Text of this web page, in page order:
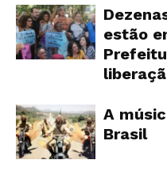
estão
A
Brasil